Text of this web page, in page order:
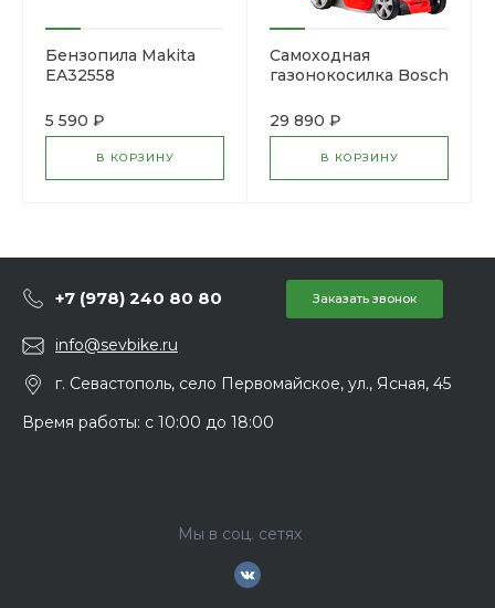
Бензопила Makita
EA32558
5 590 ₽
В КОРЗИНУ
Cамоходная
газонокосилка Bosch
(0.600.8A6.101)
29 890 ₽
В КОРЗИНУ
+7 (978) 240 80 80 Заказать звонок
info@sevbike.ru
г. Севастополь, село Первомайское, ул., Ясная, 45
Время работы: с 10:00 до 18:00
Мы в соц. сетях